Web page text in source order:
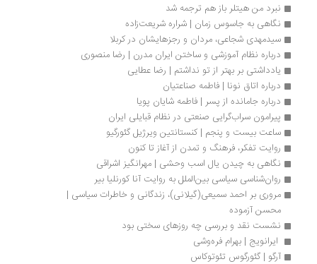
نبرد من هیتلر باز هم ترجمه شد
نگاهی به جاسوس زمان | شراره شریعت‌زاده
سیدمهدی شجاعی، مردان و رجزهایشان در کربلا
درباره نظام آموزشی و ساختن ایران مدرن | رضا منصوری
یادداشتی بر بهتر از تو نداشتم | رضا عطایی
درباره اتاق نونا | فاطمه صناعتیان
درباره جامانده از پسر | فاطمه‌ شایان‌ پویا
پیرامون سراب‌گرایی صنعتی در نظام قبایلی ایران
ساعت بیست و پنجم | کنستانتین ویرژیل گئورگیو
روایت تفکر، فرهنگ و تمدن از آغاز تا کنون
نگاهی به چیدن یال اسب وحشی | مهرانگیز اشراقی
روان‌شناسی سیاسی بین‌الملل به روایت آنا کورنلیا بیر
مروری بر احمد سمیعی(گیلانی)، زندگانی و خاطرات سیاسی |
محسن آزموده
نشست نقد و بررسی چه روزهای سختی بود
ایرانویج | بهرام فره‌وشی
آرگو | گئورگوس تئوتوکاس